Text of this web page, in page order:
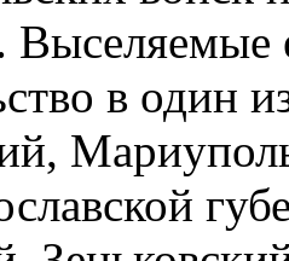
Выселяемые
в один